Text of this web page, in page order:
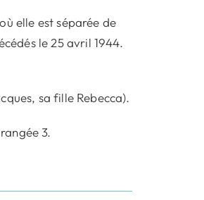
elle est séparée de
le 25 avril 1944.
sa fille Rebecca).
3.